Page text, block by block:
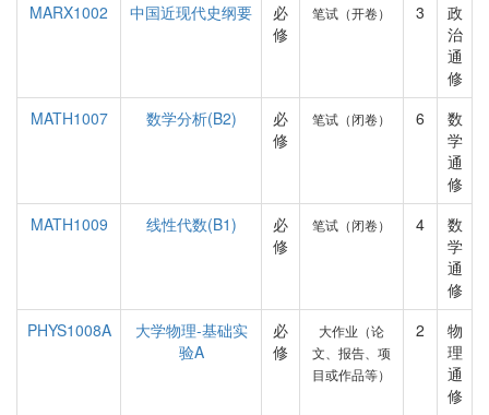
MARX1002 中国近现代史纲要
必
修
笔试（开卷） 3
政
治
通
修
MATH1007
数学分析(B2)
必
修
笔试（闭卷） 6
数
学
通
修
MATH1009
线性代数(B1)
必
修
笔试（闭卷） 4
数
学
通
修
PHYS1008A
大学物理-基础实
验A
必
修
大作业（论
文、报告、项
目或作品等）
2
物
理
通
修